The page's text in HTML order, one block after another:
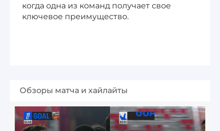
когда одна из команд получает свое
ключевое преимущество.
Обзоры матча и хайлайты